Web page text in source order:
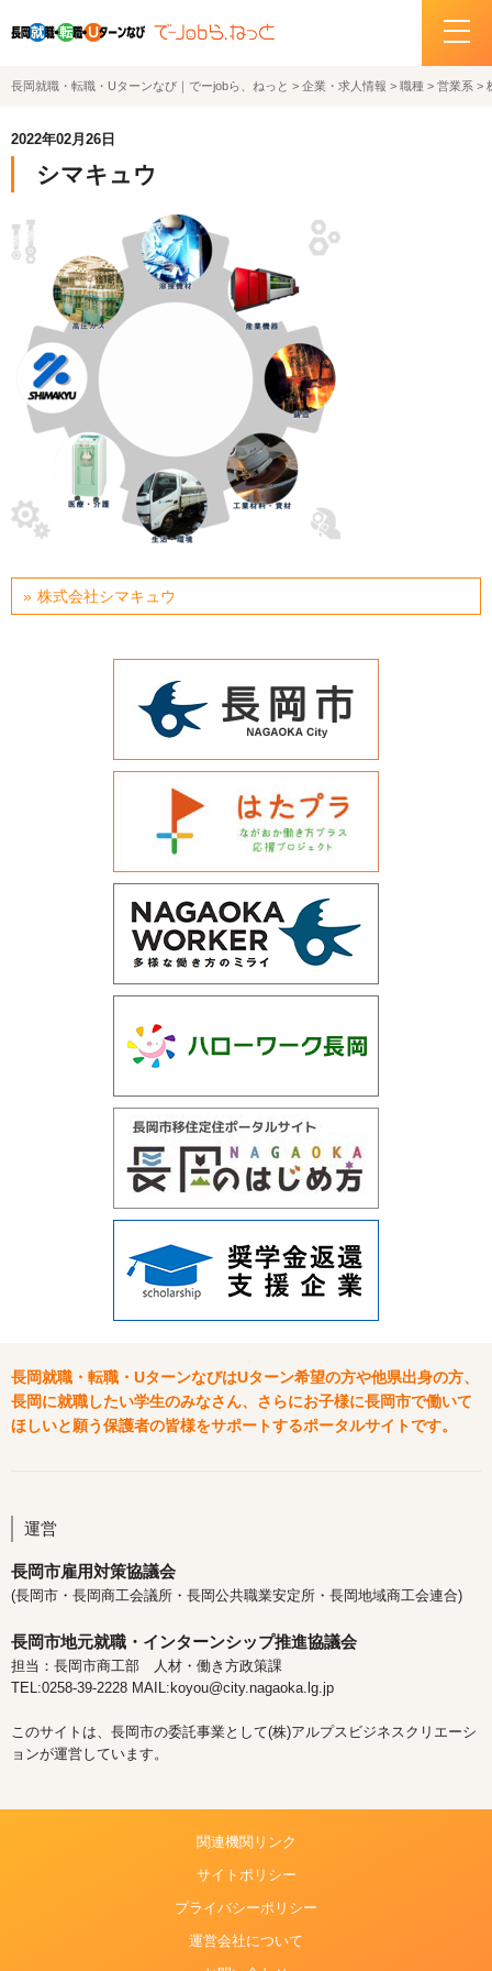
ホーム
企業・求人情報
サポートデスクの紹介
お問い合わせ
関連機関リンク
サイトポリシー
プライバシーポリシー
運営会社について
長岡就職・転職・Uターンなび｜でーjobら、ねっと > 企業・求人情報 > 職種 > 営業系 >
2022年02月26日
シマキュウ
株式会社シマキュウ
長岡就職・転職・UターンなびはUターン希望の方や他県出身の方、
長岡に就職したい学生のみなさん、さらにお子様に長岡市で働いて
ほしいと願う保護者の皆様をサポートするポータルサイトです。
運営
長岡市雇用対策協議会
(長岡市・長岡商工会議所・長岡公共職業安定所・長岡地域商工会連合)
長岡市地元就職・インターンシップ推進協議会
担当：長岡市商工部 人材・働き方政策課
TEL:0258-39-2228 MAIL:koyou@city.nagaoka.lg.jp
このサイトは、長岡市の委託事業として(株)アルプスビジネスクリエーシ
ョンが運営しています。
関連機関リンク
サイトポリシー
プライバシーポリシー
運営会社について